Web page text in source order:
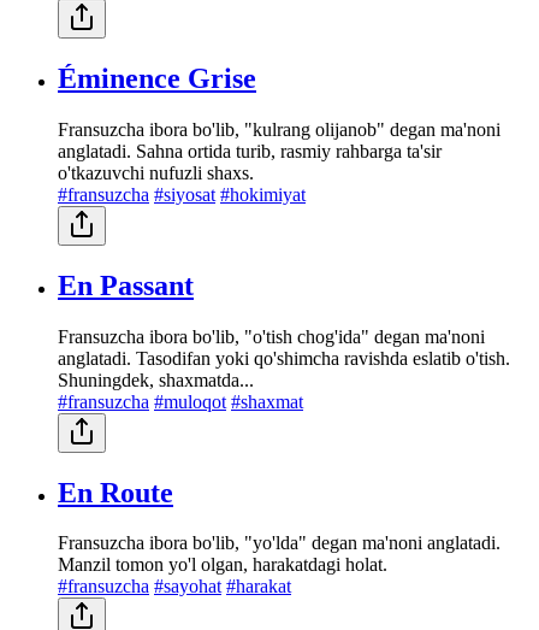
Éminence Grise
Fransuzcha ibora bo'lib, "kulrang olijanob" degan ma'noni
anglatadi. Sahna ortida turib, rasmiy rahbarga ta'sir
o'tkazuvchi nufuzli shaxs.
#fransuzcha #siyosat #hokimiyat
En Passant
Fransuzcha ibora bo'lib, "o'tish chog'ida" degan ma'noni
anglatadi. Tasodifan yoki qo'shimcha ravishda eslatib o'tish.
Shuningdek, shaxmatda...
#fransuzcha #muloqot #shaxmat
En Route
Fransuzcha ibora bo'lib, "yo'lda" degan ma'noni anglatadi.
Manzil tomon yo'l olgan, harakatdagi holat.
#fransuzcha #sayohat #harakat